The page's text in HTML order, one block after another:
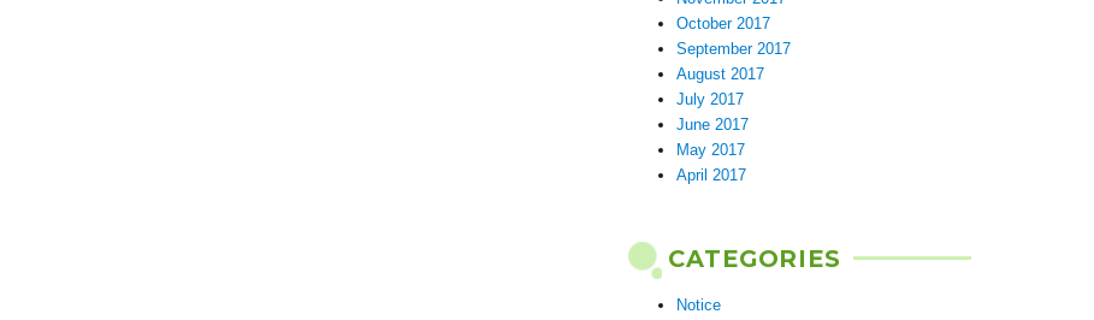
October 2017
September 2017
August 2017
July 2017
June 2017
May 2017
April 2017
CATEGORIES
Notice